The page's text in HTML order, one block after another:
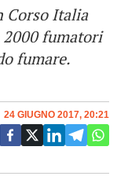
Corso Italia
fumatori
fumare.
24 GIUGNO 2017, 20:21